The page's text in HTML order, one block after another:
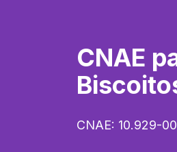
CNAE
CNAE: 10.929-00